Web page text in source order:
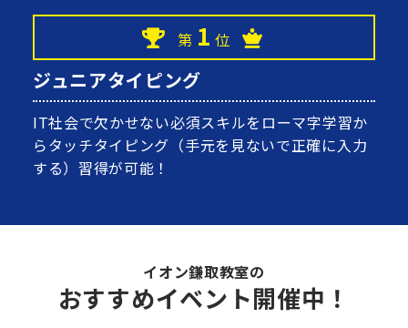
第 1 位
ジュニアタイピング
IT社会で欠かせない必須スキルをローマ字学習か
らタッチタイピング（手元を見ないで正確に入力
する）習得が可能！
イオン鎌取教室の
おすすめイベント開催中！